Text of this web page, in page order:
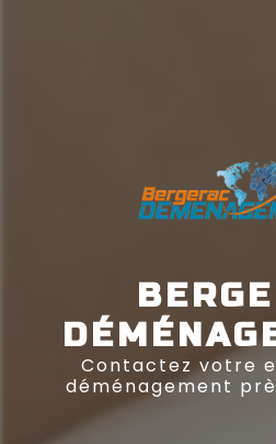
Contactez votre
déménagement